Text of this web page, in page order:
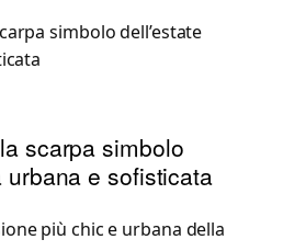
scarpa simbolo
urbana e sofisticata